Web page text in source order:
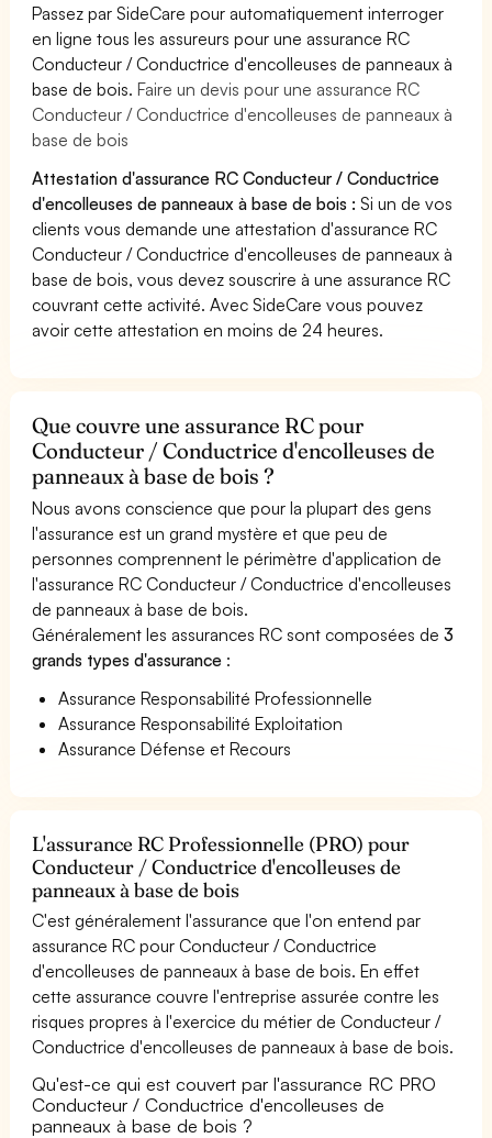
Passez par SideCare pour automatiquement interroger
en ligne tous les assureurs pour une assurance RC
Conducteur / Conductrice d'encolleuses de panneaux à
base de bois.Faire un devis pour une assurance RC
Conducteur / Conductrice d'encolleuses de panneaux à
base de bois
Attestation d'assurance RC Conducteur / Conductrice
d'encolleuses de panneaux à base de bois : Si un de vos
clients vous demande une attestation d'assurance RC
Conducteur / Conductrice d'encolleuses de panneaux à
base de bois, vous devez souscrire à une assurance RC
couvrant cette activité. Avec SideCare vous pouvez
avoir cette attestation en moins de 24 heures.
Que couvre une assurance RC pour
Conducteur / Conductrice d'encolleuses de
panneaux à base de bois ?
Nous avons conscience que pour la plupart des gens
l'assurance est un grand mystère et que peu de
personnes comprennent le périmètre d'application de
l'assurance RC Conducteur / Conductrice d'encolleuses
de panneaux à base de bois.
Généralement les assurances RC sont composées de3
grands types d'assurance :
Assurance Responsabilité Professionnelle
Assurance Responsabilité Exploitation
Assurance Défense et Recours
L'assurance RC Professionnelle (PRO) pour
Conducteur / Conductrice d'encolleuses de
panneaux à base de bois
C'est généralement l'assurance que l'on entend par
assurance RC pour Conducteur / Conductrice
d'encolleuses de panneaux à base de bois. En effet
cette assurance couvre l'entreprise assurée contre les
risques propres à l'exercice du métier de Conducteur /
Conductrice d'encolleuses de panneaux à base de bois.
Qu'est-ce qui est couvert par l'assurance RC PRO
Conducteur / Conductrice d'encolleuses de
panneaux à base de bois ?